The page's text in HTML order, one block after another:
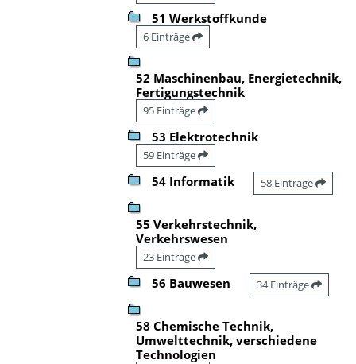
51 Werkstoffkunde
6 Einträge
52 Maschinenbau, Energietechnik,
Fertigungstechnik
95 Einträge
53 Elektrotechnik
59 Einträge
54 Informatik 58 Einträge
55 Verkehrstechnik,
Verkehrswesen
23 Einträge
56 Bauwesen 34 Einträge
58 Chemische Technik,
Umwelttechnik, verschiedene
Technologien